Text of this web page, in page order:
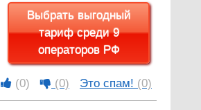
Выбрать выгодный
тариф среди 9
операторов РФ
(0) (0) Это спам! (0)